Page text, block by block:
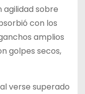
agilidad sobre
con los
amplios
golpes secos,
verse superado